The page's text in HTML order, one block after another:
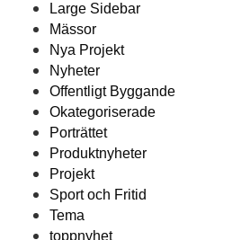
Large Sidebar
Mässor
Nya Projekt
Nyheter
Offentligt Byggande
Okategoriserade
Porträttet
Produktnyheter
Projekt
Sport och Fritid
Tema
toppnyhet